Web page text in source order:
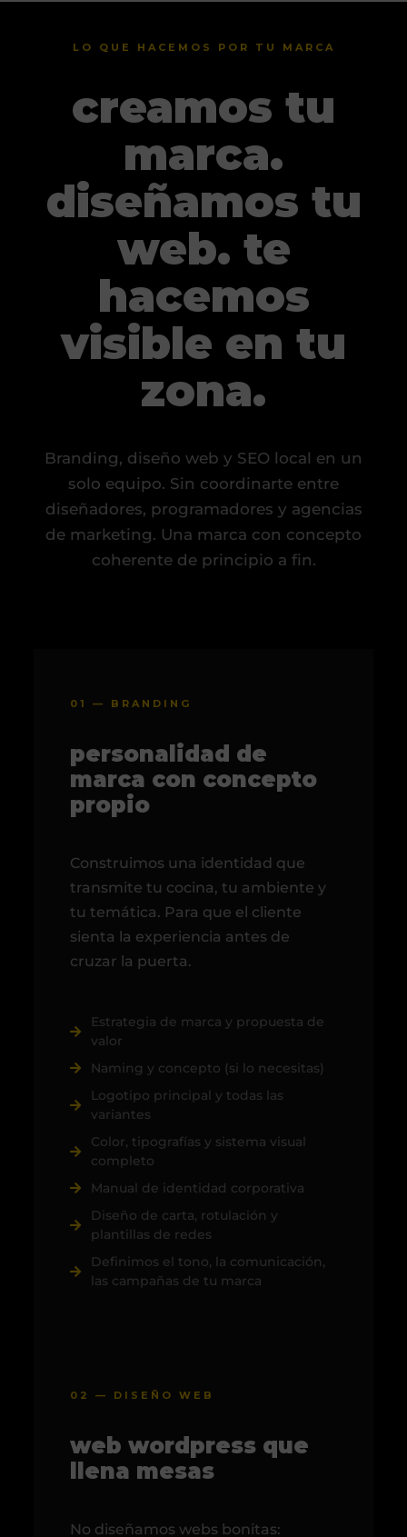
LO QUE HACEMOS POR TU MARCA
creamos tu
marca.
diseñamos tu
web. te
hacemos
visible en tu
zona.
Branding, diseño web y SEO local en un
solo equipo. Sin coordinarte entre
diseñadores, programadores y agencias
de marketing. Una marca con concepto
coherente de principio a fin.
01 — BRANDING
personalidad de
marca con concepto
propio
Construimos una identidad que
transmite tu cocina, tu ambiente y
tu temática. Para que el cliente
sienta la experiencia antes de
cruzar la puerta.
Estrategia de marca y propuesta de
valor
Naming y concepto (si lo necesitas)
Logotipo principal y todas las
variantes
Color, tipografías y sistema visual
completo
Manual de identidad corporativa
Diseño de carta, rotulación y
plantillas de redes
Definimos el tono, la comunicación,
las campañas de tu marca
02 — DISEÑO WEB
web wordpress que
llena mesas
No diseñamos webs bonitas: